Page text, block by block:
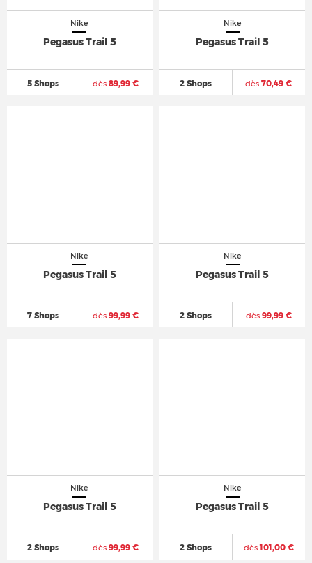
Nike
Pegasus Trail 5
5 Shops dès 89,99 €
Nike
Pegasus Trail 5
2 Shops dès 70,49 €
Nike
Pegasus Trail 5
7 Shops dès 99,99 €
Nike
Pegasus Trail 5
2 Shops dès99,99 €
Nike
Pegasus Trail 5
2 Shops dès 99,99 €
Nike
Pegasus Trail 5
2 Shops dès101,00 €